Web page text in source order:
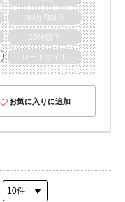
30万円以下
20坪以下
ロードサイド
お気に入りに追加